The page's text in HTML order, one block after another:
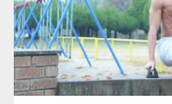
ダウンロード